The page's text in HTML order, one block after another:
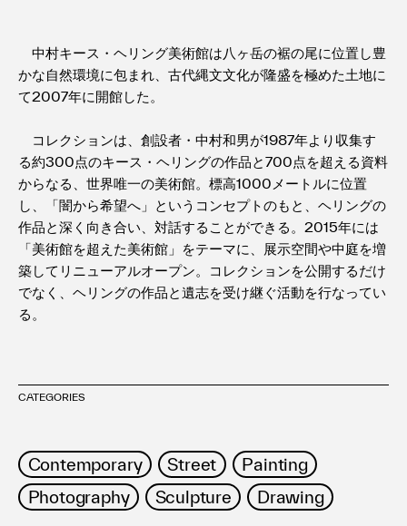
中村キース・ヘリング美術館は八ヶ岳の裾の尾に位置し豊
かな自然環境に包まれ、古代縄文文化が隆盛を極めた土地に
て2007年に開館した。
コレクションは、創設者・中村和男が1987年より収集す
る約300点のキース・ヘリングの作品と700点を超える資料
からなる、世界唯一の美術館。標高1000メートルに位置
し、「闇から希望へ」というコンセプトのもと、ヘリングの
作品と深く向き合い、対話することができる。2015年には
「美術館を超えた美術館」をテーマに、展示空間や中庭を増
築してリニューアルオープン。コレクションを公開するだけ
でなく、ヘリングの作品と遺志を受け継ぐ活動を行なってい
る。
CATEGORIES
Contemporary Street
Painting
Photography
Sculpture Drawing